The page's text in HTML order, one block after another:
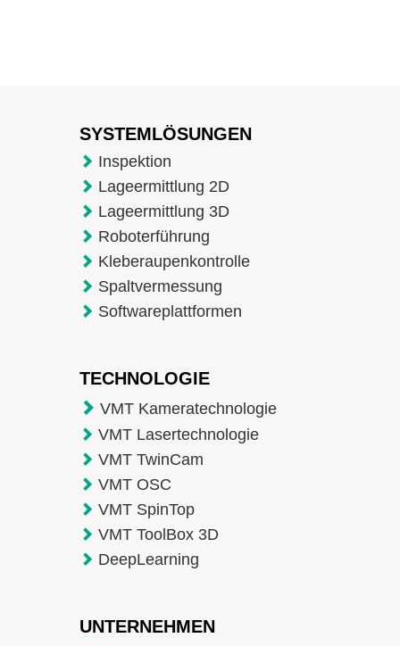
SYSTEMLÖSUNGEN
Inspektion
Lageermittlung 2D
Lageermittlung 3D
Roboterführung
Kleberaupenkontrolle
Spaltvermessung
Softwareplattformen
TECHNOLOGIE
VMT Kameratechnologie
VMT Lasertechnologie
VMT TwinCam
VMT OSC
VMT SpinTop
VMT ToolBox 3D
DeepLearning
UNTERNEHMEN